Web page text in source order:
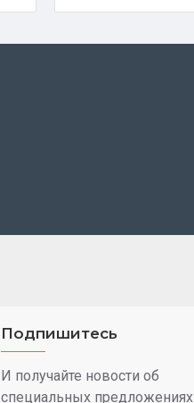
Подпишитесь
И получайте новости об
специальных предложениях